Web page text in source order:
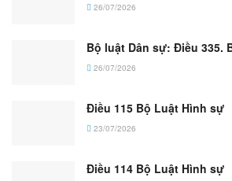
26/07/2026
Bộ luật Dân sự: Điều 335.
26/07/2026
Điều 115 Bộ Luật Hình sự
23/07/2026
Điều 114 Bộ Luật Hình sự